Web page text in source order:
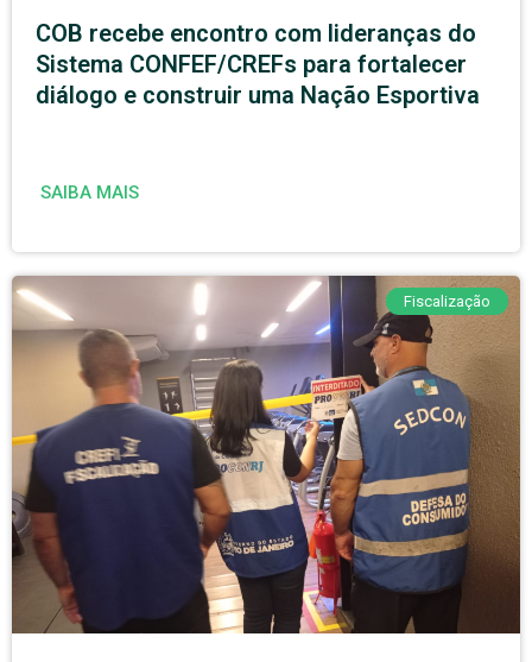
COB recebe encontro com lideranças do
Sistema CONFEF/CREFs para fortalecer
diálogo e construir uma Nação Esportiva
SAIBA MAIS
Fiscalização